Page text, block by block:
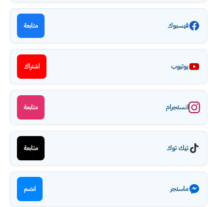
فيسبوك متابعة
يوتيوب اشتراك
انستجرام متابعة
تيك توك متابعة
ماسنجر انضم